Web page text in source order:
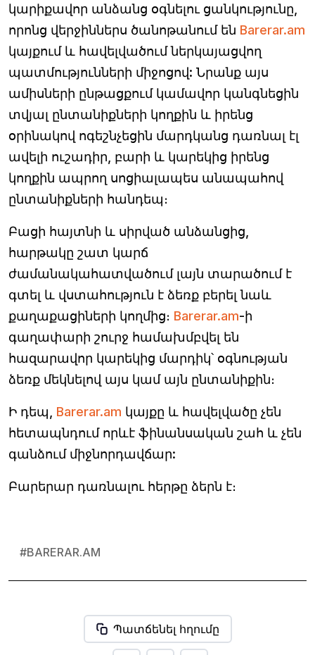
կարիքավոր անձանց օգնելու ցանկությունը,
որոնց վերջիններս ծանոթանում են Barerar.am
կայքում և հավելվածում ներկայացվող
պատմությունների միջոցով: Նրանք այս
ամիսների ընթացքում կամավոր կանգնեցին
տվյալ ընտանիքների կողքին և իրենց
օրինակով ոգեշնչեցին մարդկանց դառնալ էլ
ավելի ուշադիր, բարի և կարեկից իրենց
կողքին ապրող սոցիալապես անապահով
ընտանիքների հանդեպ։
Բացի հայտնի և սիրված անձանցից,
հարթակը շատ կարճ
ժամանակահատվածում լայն տարածում է
գտել և վստահություն է ձեռք բերել նաև
քաղաքացիների կողմից։ Barerar.am-ի
գաղափարի շուրջ համախմբվել են
հազարավոր կարեկից մարդիկ՝ օգնության
ձեռք մեկնելով այս կամ այն ընտանիքին։
Ի դեպ, Barerar.am կայքը և հավելվածը չեն
հետապնդում որևէ ֆինանսական շահ և չեն
գանձում միջնորդավճար:
Բարերար դառնալու հերթը ձերն է։
#BARERAR.AM
Պատճենել հղումը